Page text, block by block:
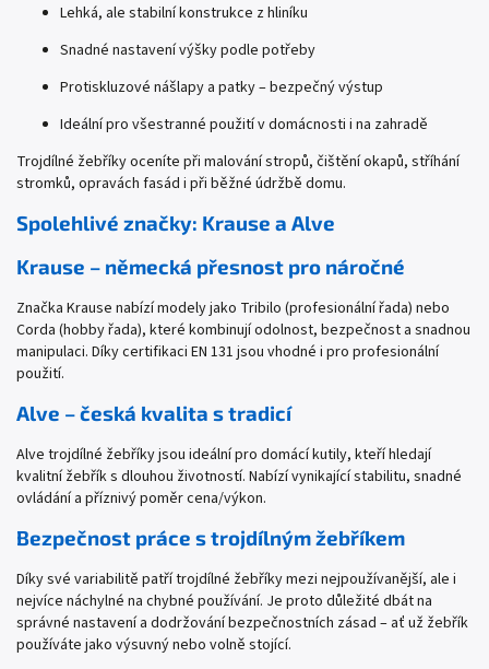
Lehká, ale stabilní konstrukce z hliníku
Snadné nastavení výšky podle potřeby
Protiskluzové nášlapy a patky – bezpečný výstup
Ideální pro všestranné použití v domácnosti i na zahradě
Trojdílné žebříky oceníte při malování stropů, čištění okapů, stříhání
stromků, opravách fasád i při běžné údržbě domu.
Spolehlivé značky: Krause a Alve
Krause – německá přesnost pro náročné
Značka Krause nabízí modely jako Tribilo (profesionální řada) nebo
Corda (hobby řada), které kombinují odolnost, bezpečnost a snadnou
manipulaci. Díky certifikaci EN 131 jsou vhodné i pro profesionální
použití.
Alve – česká kvalita s tradicí
Alve trojdílné žebříky jsou ideální pro domácí kutily, kteří hledají
kvalitní žebřík s dlouhou životností. Nabízí vynikající stabilitu, snadné
ovládání a příznivý poměr cena/výkon.
Bezpečnost práce s trojdílným žebříkem
Díky své variabilitě patří trojdílné žebříky mezi nejpoužívanější, ale i
nejvíce náchylné na chybné používání. Je proto důležité dbát na
správné nastavení a dodržování bezpečnostních zásad – ať už žebřík
používáte jako výsuvný nebo volně stojící.